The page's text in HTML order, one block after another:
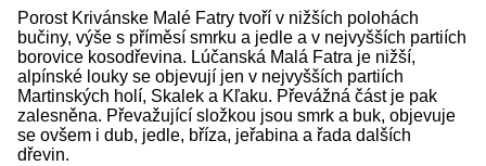
Porost Krivánske Malé Fatry tvoří v nižších polohách
bučiny, výše s příměsí smrku a jedle a v nejvyšších partiích
borovice kosodřevina. Lúčanská Malá Fatra je nižší,
alpínské louky se objevují jen v nejvyšších partiích
Martinských holí, Skalek a Kľaku. Převážná část je pak
zalesněna. Převažující složkou jsou smrk a buk, objevuje
se ovšem i dub, jedle, bříza, jeřabina a řada dalších
dřevin.